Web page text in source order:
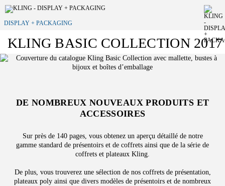
DISPLAY + PACKAGING
KLING BASIC COLLECTION 2017
DE NOMBREUX NOUVEAUX PRODUITS ET
ACCESSOIRES
Sur près de 140 pages, vous obtenez un aperçu détaillé de notre
gamme standard de présentoirs et de coffrets ainsi que de la série de
coffrets et plateaux Kling.
De plus, vous trouverez une sélection de nos coffrets de présentation,
plateaux poly ainsi que divers modèles de présentoirs et de nombreux